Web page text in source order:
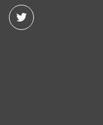
Twitter